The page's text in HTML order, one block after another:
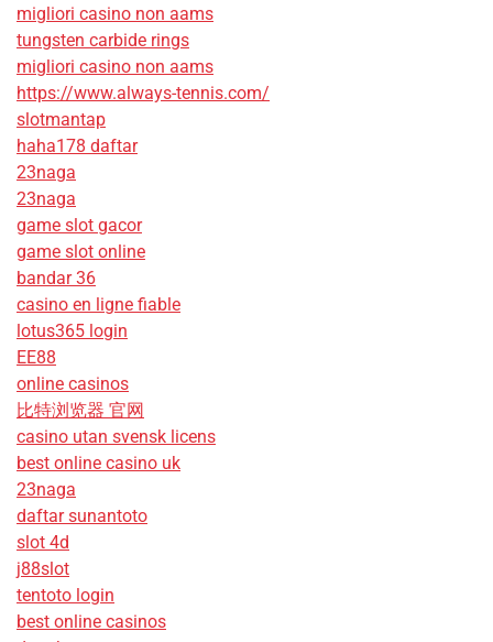
migliori casino non aams
tungsten carbide rings
migliori casino non aams
https://www.always-tennis.com/
slotmantap
haha178 daftar
23naga
23naga
game slot gacor
game slot online
bandar 36
casino en ligne fiable
lotus365 login
EE88
online casinos
比特浏览器 官网
casino utan svensk licens
best online casino uk
23naga
daftar sunantoto
slot 4d
j88slot
tentoto login
best online casinos